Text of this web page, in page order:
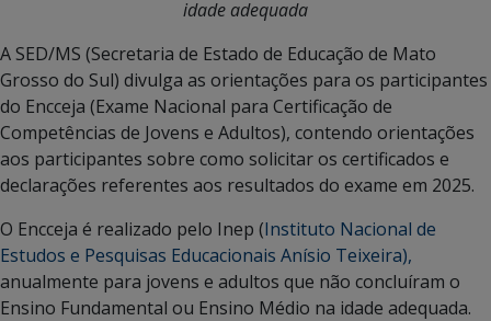
idade adequada
A SED/MS (Secretaria de Estado de Educação de Mato
Grosso do Sul) divulga as orientações para os participantes
do Encceja (Exame Nacional para Certificação de
Competências de Jovens e Adultos), contendo orientações
aos participantes sobre como solicitar os certificados e
declarações referentes aos resultados do exame em 2025.
O Encceja é realizado pelo Inep (Instituto Nacional de
Estudos e Pesquisas Educacionais Anísio Teixeira),
anualmente para jovens e adultos que não concluíram o
Ensino Fundamental ou Ensino Médio na idade adequada.